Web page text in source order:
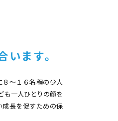
ます。
〜１６名程の少人
も一人ひとりの顔を
長を促すための保